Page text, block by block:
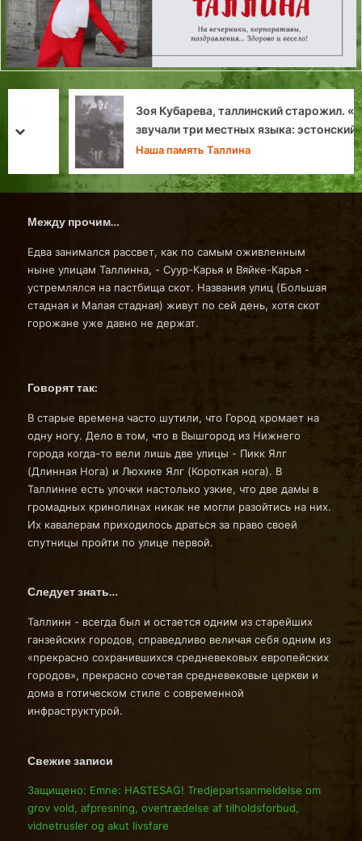
Зоя Кубарева, таллинский старожил. «В доме
звучали три местных языка: эстонский,
русский и немецкий…»
Наша память Таллина
prev
next
Между прочим…
Едва занимался рассвет, как по самым оживленным
ныне улицам Таллинна, - Суур-Карья и Вяйке-Карья -
устремлялся на пастбища скот. Названия улиц (Большая
стадная и Малая стадная) живут по сей день, хотя скот
горожане уже давно не держат.
Говорят так:
В старые времена часто шутили, что Город хромает на
одну ногу. Дело в том, что в Вышгород из Нижнего
города когда-то вели лишь две улицы - Пикк Ялг
(Длинная Нога) и Люхике Ялг (Короткая нога). В
Таллинне есть улочки настолько узкие, что две дамы в
громадных кринолинах никак не могли разойтись на них.
Их кавалерам приходилось драться за право своей
спутницы пройти по улице первой.
Следует знать…
Таллинн - всегда был и остается одним из старейших
ганзейских городов, справедливо величая себя одним из
«прекрасно сохранившихся средневековых европейских
городов», прекрасно сочетая средневековые церкви и
дома в готическом стиле с современной
инфраструктурой.
Свежие записи
Защищено: Emne: HASTESAG! Tredjepartsanmeldelse om
grov vold, afpresning, overtrædelse af tilholdsforbud,
vidnetrusler og akut livsfare